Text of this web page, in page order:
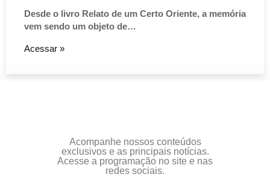
Desde o livro Relato de um Certo Oriente, a memória
vem sendo um objeto de…
Acessar »
Acompanhe nossos conteúdos
exclusivos e as principais notícias.
Acesse a programação no site e nas
redes sociais.